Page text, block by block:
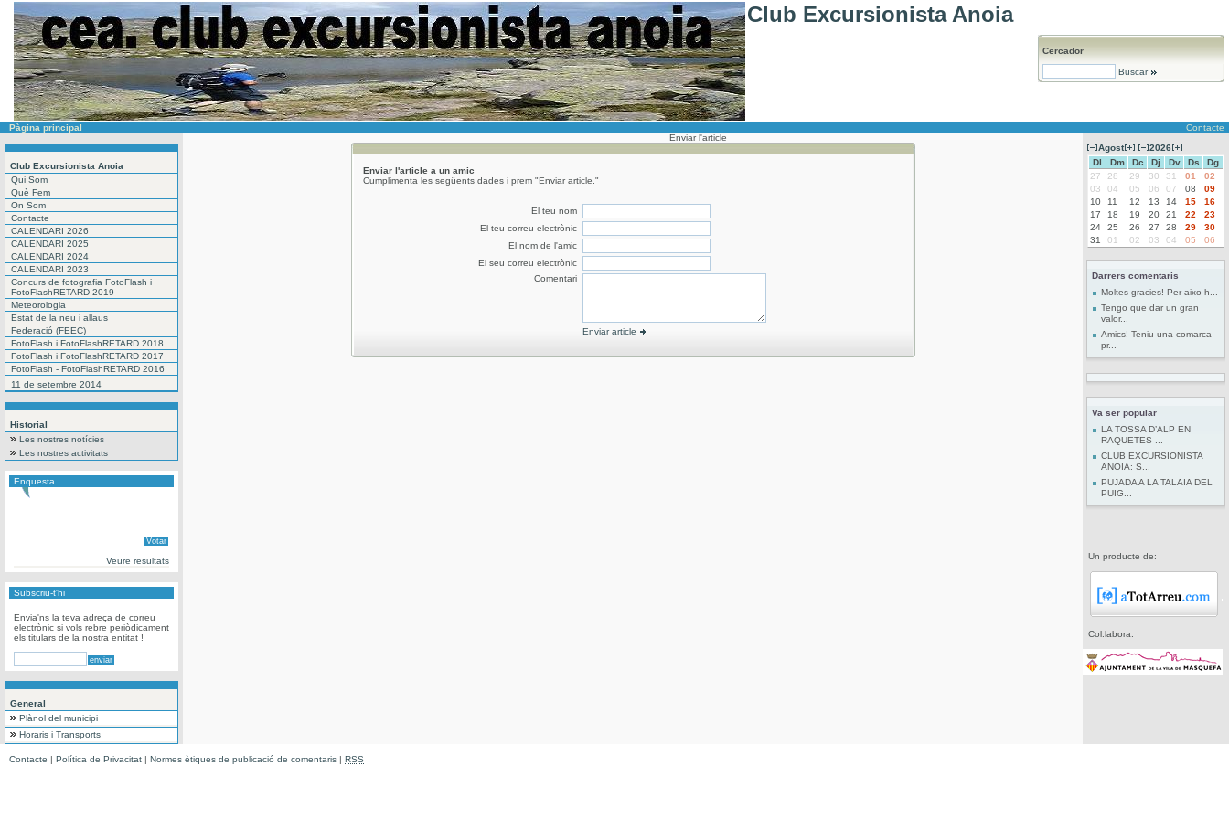
Club Excursionista Anoia
Cercador
Buscar
Pàgina principal Contacte
Club Excursionista Anoia
Qui Som
Què Fem
On Som
Contacte
CALENDARI 2026
CALENDARI 2025
CALENDARI 2024
CALENDARI 2023
Concurs de fotografia FotoFlash i
FotoFlashRETARD 2019
Meteorologia
Estat de la neu i allaus
Federació (FEEC)
FotoFlash i FotoFlashRETARD 2018
FotoFlash i FotoFlashRETARD 2017
FotoFlash - FotoFlashRETARD 2016
11 de setembre 2014
Historial
Les nostres notícies
Les nostres activitats
Enquesta
Veure resultats
Subscriu-t'hi
Envia'ns la teva adreça de correu
electrònic si vols rebre periòdicament
els titulars de la nostra entitat !
General
Plànol del municipi
Horaris i Transports
Enviar l'article
Enviar l'article a un amic
Cumplimenta les següents dades i prem "Enviar article."
El teu nom
El teu correu electrònic
El nom de l'amic
El seu correu electrònic
Comentari
Enviar article
Agost
2026
Dl
Dm Dc Dj Dv Ds
Dg
27
28 29 30 31 01
02
03
04 05 06 07 08
09
10
11 12 13 14 15
16
17
18 19 20 21 22
23
24
25 26 27 28 29
30
31
01 02 03 04 05 06
Darrers comentaris
Moltes gracies! Per aixo h...
Tengo que dar un gran
valor...
Amics! Teniu una comarca
pr...
Va ser popular
LA TOSSA D’ALP EN
RAQUETES ...
CLUB EXCURSIONISTA
ANOIA: S...
PUJADA A LA TALAIA DEL
PUIG...
Un producte de:
Col.labora:
Contacte | Política de Privacitat | Normes ètiques de publicació de comentaris | RSS